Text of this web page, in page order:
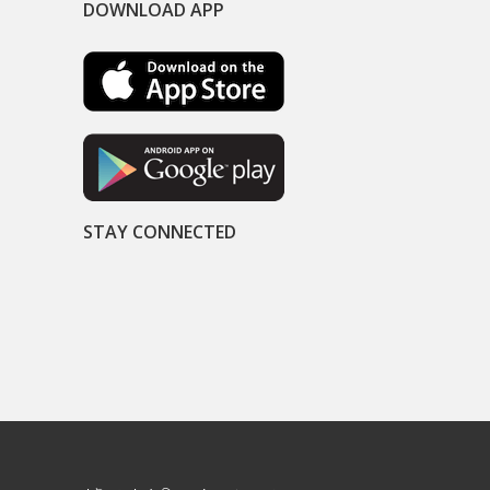
DOWNLOAD APP
STAY CONNECTED